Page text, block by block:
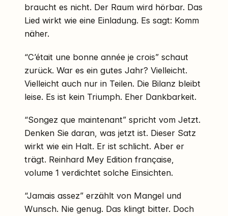
braucht es nicht. Der Raum wird hörbar. Das
Lied wirkt wie eine Einladung. Es sagt: Komm
näher.
“C’était une bonne année je crois” schaut
zurück. War es ein gutes Jahr? Vielleicht.
Vielleicht auch nur in Teilen. Die Bilanz bleibt
leise. Es ist kein Triumph. Eher Dankbarkeit.
“Songez que maintenant” spricht vom Jetzt.
Denken Sie daran, was jetzt ist. Dieser Satz
wirkt wie ein Halt. Er ist schlicht. Aber er
trägt. Reinhard Mey Edition française,
volume 1 verdichtet solche Einsichten.
“Jamais assez” erzählt von Mangel und
Wunsch. Nie genug. Das klingt bitter. Doch